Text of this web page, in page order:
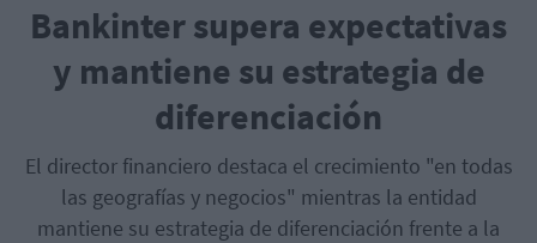
Bankinter supera expectativas
y mantiene su estrategia de
diferenciación
El director financiero destaca el crecimiento "en todas
las geografías y negocios" mientras la entidad
mantiene su estrategia de diferenciación frente a la